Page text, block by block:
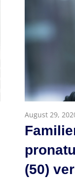
August 29,
(50)